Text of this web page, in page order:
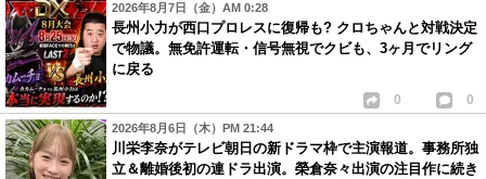
2026年8月7日（金）AM 0:28
長州小力が西口プロレスに復帰も? クロちゃんと対戦決定
で物議。無免許運転・信号無視でクビも、3ヶ月でリング
に戻る
0 0
2026年8月6日（木）PM 21:44
川栄李奈がテレビ朝日の新ドラマ枠で主演報道。事務所独
立＆離婚後初の連ドラ出演。榮倉奈々出演の注目作に続き